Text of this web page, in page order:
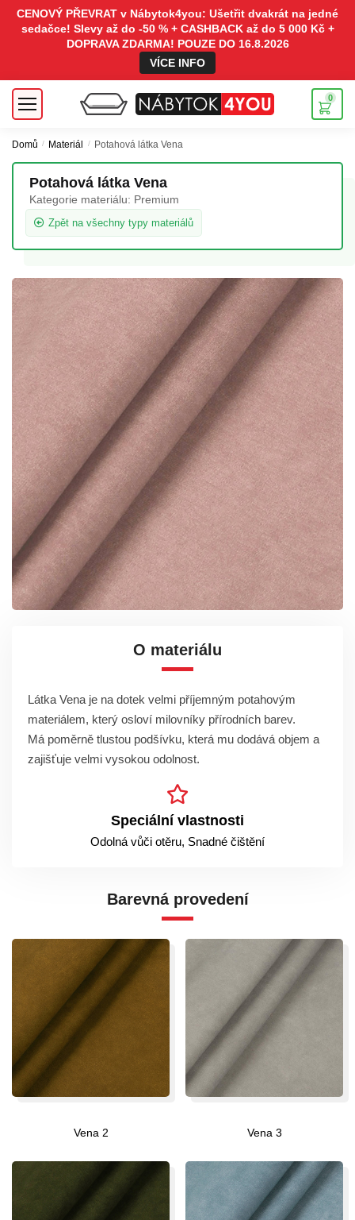
CENOVÝ PŘEVRAT v Nábytok4you: Ušetřit dvakrát na jedné
sedačce! Slevy až do -50 % + CASHBACK až do 5 000 Kč +
DOPRAVA ZDARMA! POUZE DO 16.8.2026
VÍCE INFO
0
Domů / Materiál / Potahová látka Vena
Potahová látka Vena
Kategorie materiálu: Premium
Zpět na všechny typy materiálů
O materiálu
Látka Vena je na dotek velmi příjemným potahovým
materiálem, který osloví milovníky přírodních barev.
Má poměrně tlustou podšívku, která mu dodává objem a
zajišťuje velmi vysokou odolnost.
Speciální vlastnosti
Odolná vůči otěru, Snadné čištění
Barevná provedení
Vena 2 Vena 3